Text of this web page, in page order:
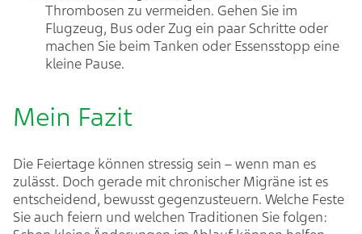
Thrombosen zu vermeiden. Gehen Sie im
Flugzeug, Bus oder Zug ein paar Schritte oder
machen Sie beim Tanken oder Essensstopp eine
kleine Pause.
Mein Fazit
Die Feiertage können stressig sein – wenn man es
zulässt. Doch gerade mit chronischer Migräne ist es
entscheidend, bewusst gegenzusteuern. Welche Feste
Sie auch feiern und welchen Traditionen Sie folgen: